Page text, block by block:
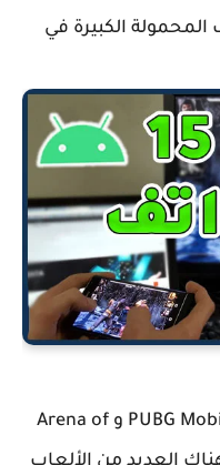
المحمولة الكبيرة في
ربما تعرف بالفعل عن ألعاب PUBG Mobile و Arena of